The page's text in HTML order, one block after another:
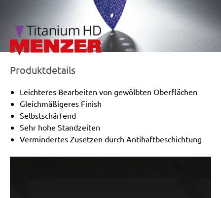
Produktdetails
Leichteres Bearbeiten von gewölbten Oberflächen
Gleichmäßigeres Finish
Selbstschärfend
Sehr hohe Standzeiten
Vermindertes Zusetzen durch Antihaftbeschichtung